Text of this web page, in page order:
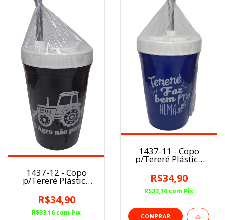
1437-12 - Copo
p/Tereré Plástico
R$34,90
R$33,16 com Pix
1437-11 - Copo
p/Tereré Plástico
R$34,90
R$33,16 com Pix